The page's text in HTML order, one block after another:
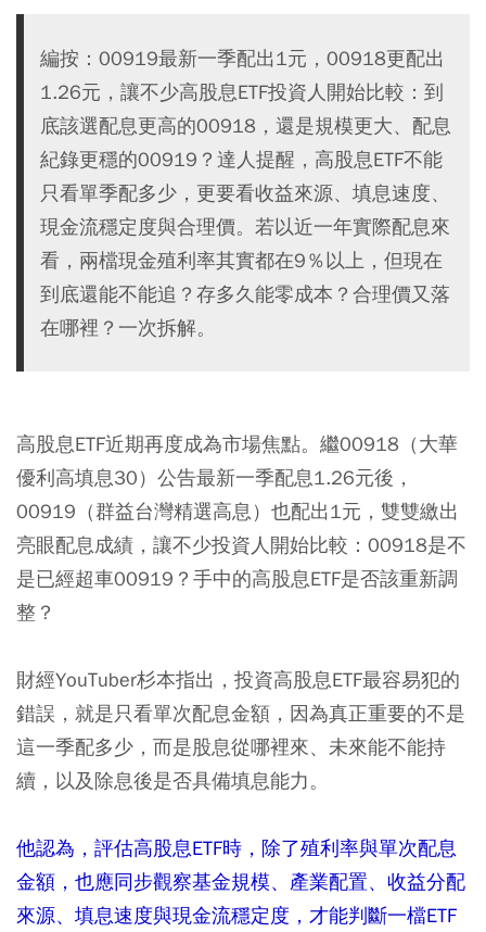
編按：00919最新一季配出1元，00918更配出
1.26元，讓不少高股息ETF投資人開始比較：到
底該選配息更高的00918，還是規模更大、配息
紀錄更穩的00919？達人提醒，高股息ETF不能
只看單季配多少，更要看收益來源、填息速度、
現金流穩定度與合理價。若以近一年實際配息來
看，兩檔現金殖利率其實都在9％以上，但現在
到底還能不能追？存多久能零成本？合理價又落
在哪裡？一次拆解。
高股息ETF近期再度成為市場焦點。繼00918（大華
優利高填息30） 公告最新一季配息1.26元後，
00919（群益台灣精選高息） 也配出1元，雙雙繳出
亮眼配息成績，讓不少投資人開始比較：00918是不
是已經超車00919？手中的高股息ETF是否該重新調
整？
財經YouTuber杉本指出，投資高股息ETF最容易犯的
錯誤，就是只看單次配息金額，因為真正重要的不是
這一季配多少，而是股息從哪裡來、未來能不能持
續，以及除息後是否具備填息能力。
他認為，評估高股息ETF時，除了殖利率與單次配息
金額，也應同步觀察基金規模、產業配置、收益分配
來源、填息速度與現金流穩定度，才能判斷一檔ETF